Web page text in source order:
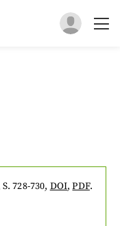
S. 728-730, DOI,PDF.